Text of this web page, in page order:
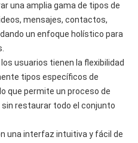
una amplia gama de tipos de
mensajes, contactos,
un enfoque holístico para
usuarios tienen la flexibilidad
tipos específicos de
que permite un proceso de
restaurar todo el conjunto
una interfaz intuitiva y fácil de